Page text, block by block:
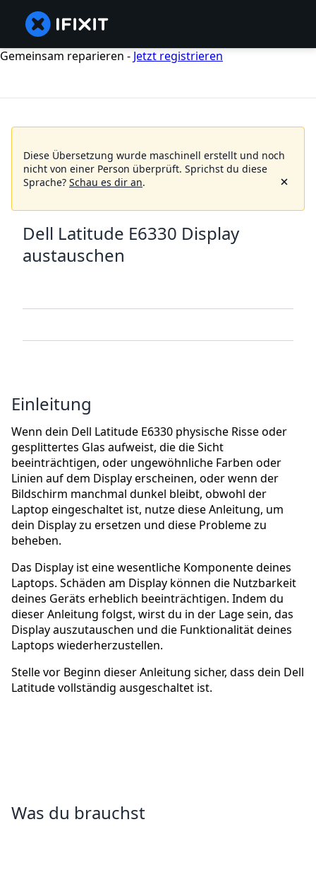
Gemeinsam reparieren - Jetzt registrieren
Diese Übersetzung wurde maschinell erstellt und noch
nicht von einer Person überprüft. Sprichst du diese
Sprache? Schau es dir an.
Dell Latitude E6330 Display
austauschen
Einleitung
Wenn dein Dell Latitude E6330 physische Risse oder
gesplittertes Glas aufweist, die die Sicht
beeinträchtigen, oder ungewöhnliche Farben oder
Linien auf dem Display erscheinen, oder wenn der
Bildschirm manchmal dunkel bleibt, obwohl der
Laptop eingeschaltet ist, nutze diese Anleitung, um
dein Display zu ersetzen und diese Probleme zu
beheben.
Das Display ist eine wesentliche Komponente deines
Laptops. Schäden am Display können die Nutzbarkeit
deines Geräts erheblich beeinträchtigen. Indem du
dieser Anleitung folgst, wirst du in der Lage sein, das
Display auszutauschen und die Funktionalität deines
Laptops wiederherzustellen.
Stelle vor Beginn dieser Anleitung sicher, dass dein Dell
Latitude vollständig ausgeschaltet ist.
Was du brauchst